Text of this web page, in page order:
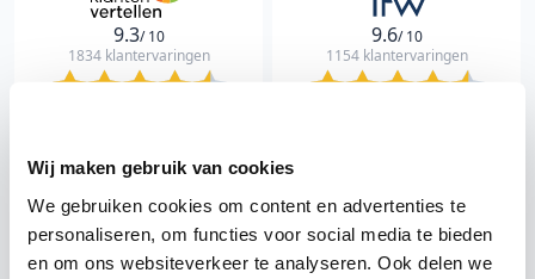
Wij maken gebruik van cookies
We gebruiken cookies om content en advertenties te
personaliseren, om functies voor social media te bieden
en om ons websiteverkeer te analyseren. Ook delen we
9.3/ 10
1834 klantervaringen
Bekijk Klantenvertellen
9.6/ 10
1154 klantervaringen
Bekijk The Perfect Wedding